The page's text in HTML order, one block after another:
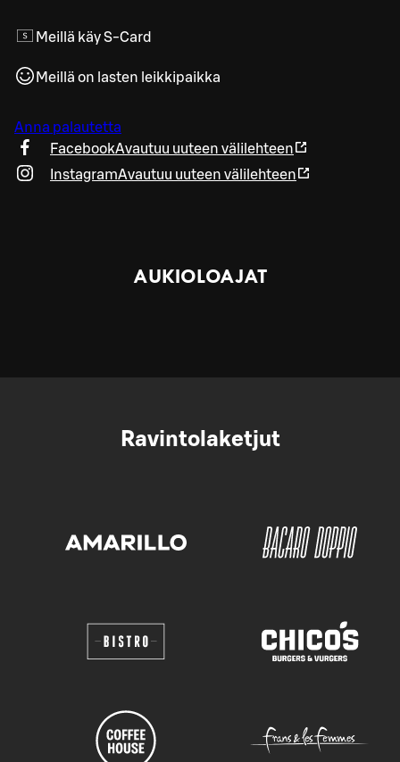
Meillä käy S-Card
Meillä on lasten leikkipaikka
Anna palautetta
FacebookAvautuu uuteen välilehteen
InstagramAvautuu uuteen välilehteen
AUKIOLOAJAT
Ravintolaketjut